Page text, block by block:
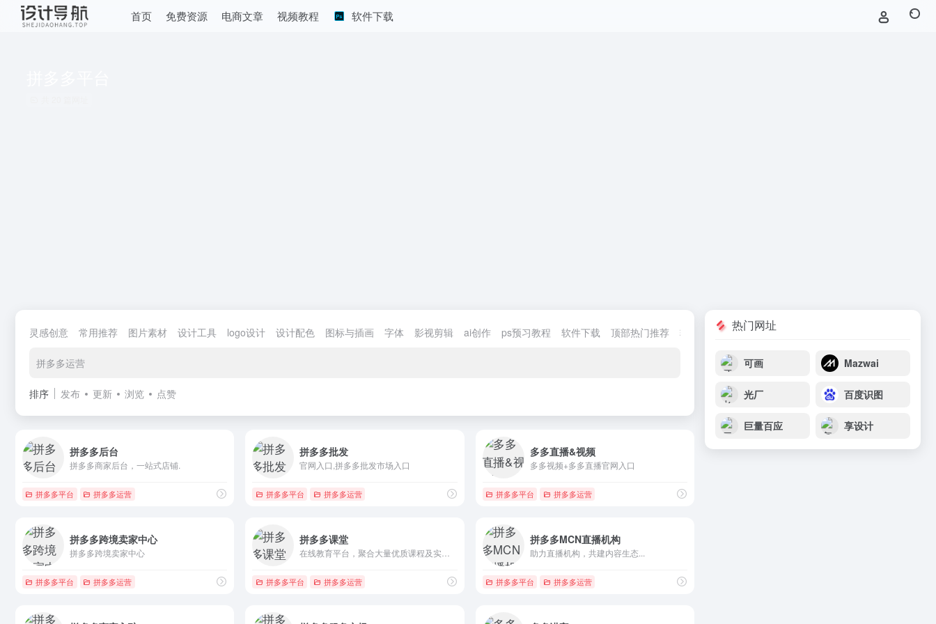
首页 免费资源 电商文章 视频教程 软件下载
灵感创意 常用推荐 图片素材 设计工具 logo设计 设计配色 图标与插画 字体 影视剪辑 ai创作 ps预习教程 软件下载 顶部热门推荐 转换工具 创意文案
拼多多运营
排序 发布 更新 浏览 点赞
拼多多后台
拼多多商家后台，一站式店铺.
拼多多平台 拼多多运营
拼多多批发
官网入口,拼多多批发市场入口
拼多多平台 拼多多运营
多多直播&视频
多多视频+多多直播官网入口
拼多多平台 拼多多运营
拼多多跨境卖家中心
拼多多跨境卖家中心
拼多多平台 拼多多运营
拼多多课堂
拼多多平台 拼多多运营
拼多多MCN直播机构
助力直播机构，共建内容生态...
拼多多平台 拼多多运营
热门网址
可画 Mazwai
光厂 百度识图
巨量百应 享设计